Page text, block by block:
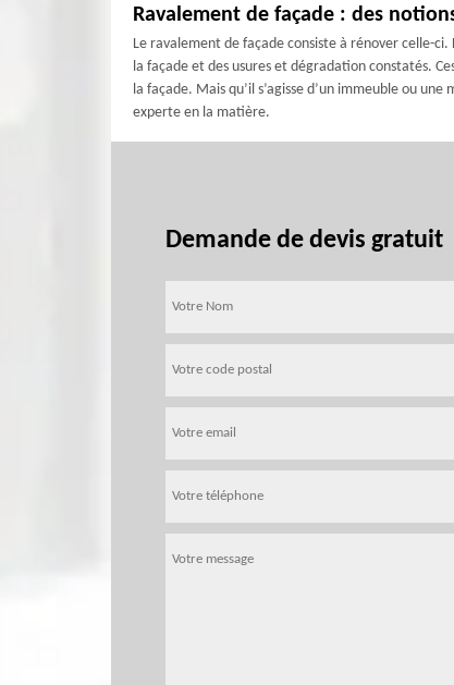
Ravalement de façade : des
Le ravalement de façade consiste à rénover celle-
la façade et des usures et dégradation constatés.
la façade. Mais qu’il s’agisse d’un immeuble ou
experte en la matière.
Demande de devis gratuit